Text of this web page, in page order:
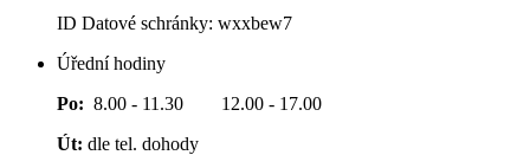
ID Datové schránky: wxxbew7
Úřední hodiny
Po: 8.00 - 11.30 12.00 - 17.00
Út: dle tel. dohody